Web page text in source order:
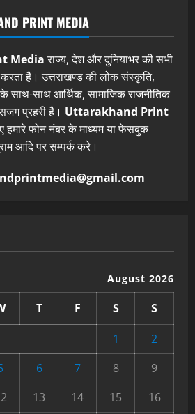
PRINT MEDIA
Mediaराज्य, देश और दुनियाभर की सभी
है। उत्तराखण्ड की लोक संस्कृति,
साथ-साथ आर्थिक, सामाजिक राजनीतिक
सजग प्रहरी है। Uttarakhand Print
फोन नंबर के माध्यम या फेसबुक
आदि पर सम्पर्क करे।
August 2026
T F S
S
1
2
6 7 8
9
13 14 15 16